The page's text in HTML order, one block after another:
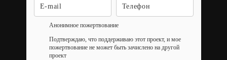
Анонимное пожертвование
Подтверждаю, что поддерживаю этот проект, и мое
пожертвование не может быть зачислено на другой
проект